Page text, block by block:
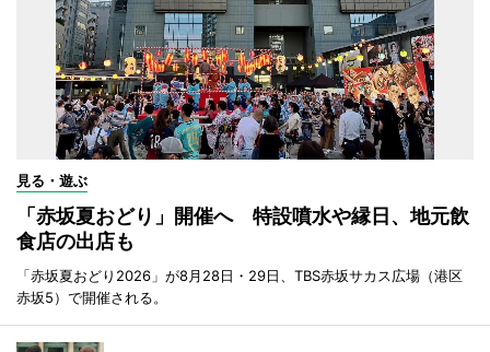
見る・遊ぶ
「赤坂夏おどり」開催へ 特設噴水や縁日、地元飲
食店の出店も
「赤坂夏おどり2026」が8月28日・29日、TBS赤坂サカス広場（港区
赤坂5）で開催される。